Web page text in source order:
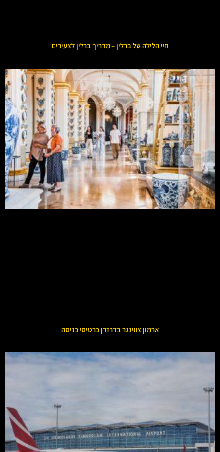
חיי הלילה של ברלין – מדריך ברלין לצעירים
ארמון צווינגר בדרזדן כרטיסי כניסה